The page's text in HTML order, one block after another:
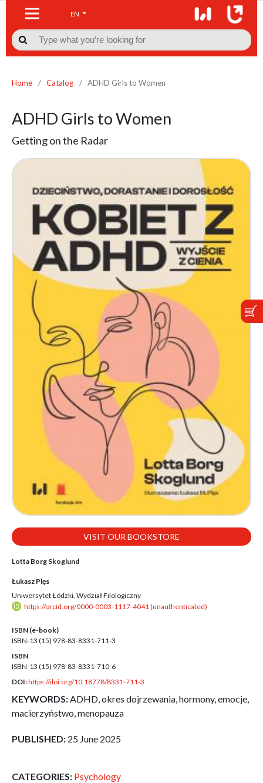
EN

Home / Catalog / ADHD Girls to Women
ADHD Girls to Women
Getting on the Radar
VISIT OUR BOOKSTORE
Lotta Borg Skoglund
Łukasz Plęs
Uniwersytet Łódzki, Wydział Filologiczny
https://orcid.org/0000-0003-1117-4041 (unauthenticated)
ISBN (e-book)
ISBN-13 (15) 978-83-8331-711-3
ISBN
ISBN-13 (15) 978-83-8331-710-6
DOI:https://doi.org/10.18778/8331-711-3
KEYWORDS:ADHD, okres dojrzewania, hormony, emocje,
macierzyństwo, menopauza
PUBLISHED: 25 June 2025
CATEGORIES: Psychology